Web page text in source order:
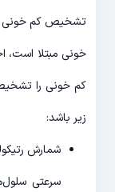
تشخیص کم خونی
خونی مبتلا است،
کم خونی را
زیر باشد:
شمارش
سرعتی